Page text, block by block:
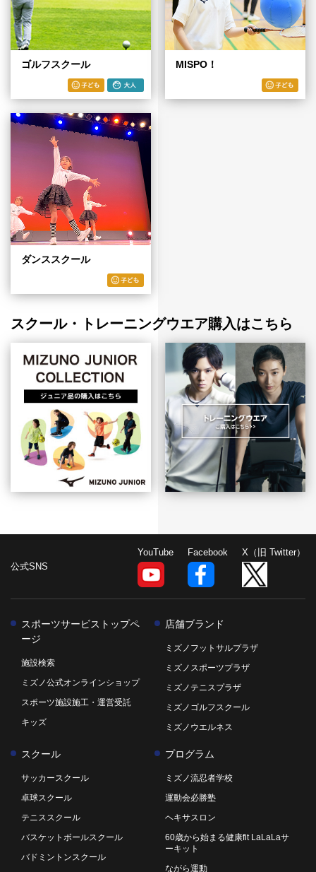
ゴルフスクール MISPO！
ダンススクール
スクール・トレーニングウエア購入はこちら
公式SNS
YouTube Facebook X（旧 Twitter）
スポーツサービストップペ
ージ
施設検索
ミズノ公式オンラインショップ
スポーツ施設施工・運営受託
キッズ
店舗ブランド
ミズノフットサルプラザ
ミズノスポーツプラザ
ミズノテニスプラザ
ミズノゴルフスクール
ミズノウエルネス
スクール
サッカースクール
卓球スクール
テニススクール
バスケットボールスクール
バドミントンスクール
プログラム
ミズノ流忍者学校
運動会必勝塾
ヘキサスロン
60歳から始まる健康fit LaLaLaサ
ーキット
ながら運動